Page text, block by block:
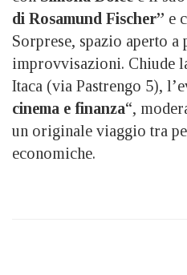
di Rosamund Fischer” e
Sorprese, spazio aperto a
improvvisazioni. Chiude
Itaca (via Pastrengo 5),
cinema e finanza“,
un originale viaggio tra
economiche.